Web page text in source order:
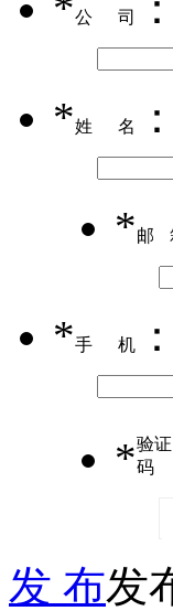
公司
*姓名 ：
*邮
*手机 ：
*验证
码
发 布发